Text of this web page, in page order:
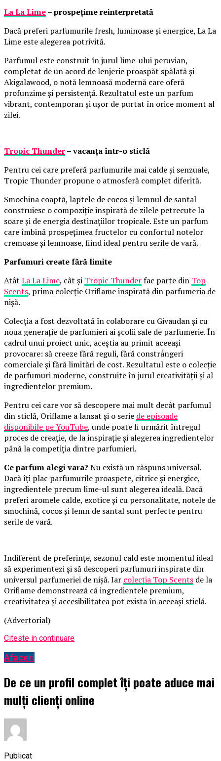
La La Lime– prospețime reinterpretată
Dacă preferi parfumurile fresh, luminoase și energice, La La
Lime este alegerea potrivită.
Parfumul este construit în jurul lime-ului peruvian,
completat de un acord de lenjerie proaspăt spălată și
Akigalawood, o notă lemnoasă modernă care oferă
profunzime și persistență. Rezultatul este un parfum
vibrant, contemporan și ușor de purtat în orice moment al
zilei.
Tropic Thunder– vacanța într-o sticlă
Pentru cei care preferă parfumurile mai calde și senzuale,
Tropic Thunder propune o atmosferă complet diferită.
Smochina coaptă, laptele de cocos și lemnul de santal
construiesc o compoziție inspirată de zilele petrecute la
soare și de energia destinațiilor tropicale. Este un parfum
care îmbină prospețimea fructelor cu confortul notelor
cremoase și lemnoase, fiind ideal pentru serile de vară.
Parfumuri create fără limite
Atât La La Lime, cât și Tropic Thunderfac parte din Top
Scents, prima colecție Oriflame inspirată din parfumeria de
nișă.
Colecția a fost dezvoltată în colaborare cu Givaudan și cu
noua generație de parfumieri ai școlii sale de parfumerie. În
cadrul unui proiect unic, aceștia au primit aceeași
provocare: să creeze fără reguli, fără constrângeri
comerciale și fără limitări de cost. Rezultatul este o colecție
de parfumuri moderne, construite în jurul creativității și al
ingredientelor premium.
Pentru cei care vor să descopere mai mult decât parfumul
din sticlă, Oriflame a lansat și o serie de episoade
disponibile pe YouTube, unde poate fi urmărit întregul
proces de creație, de la inspirație și alegerea ingredientelor
până la competiția dintre parfumieri.
Ce parfum alegi vara? Nu există un răspuns universal.
Dacă îți plac parfumurile proaspete, citrice și energice,
ingredientele precum lime-ul sunt alegerea ideală. Dacă
preferi aromele calde, exotice și cu personalitate, notele de
smochină, cocos și lemn de santal sunt perfecte pentru
serile de vară.
Indiferent de preferințe, sezonul cald este momentul ideal
să experimentezi și să descoperi parfumuri inspirate din
universul parfumeriei de nișă. Iar colecția Top Scents de la
Oriflame demonstrează că ingredientele premium,
creativitatea și accesibilitatea pot exista în aceeași sticlă.
(Advertorial)
Citeste in continuare
Afaceri
De ce un profil complet îți poate aduce mai
mulți clienți online
Publicat